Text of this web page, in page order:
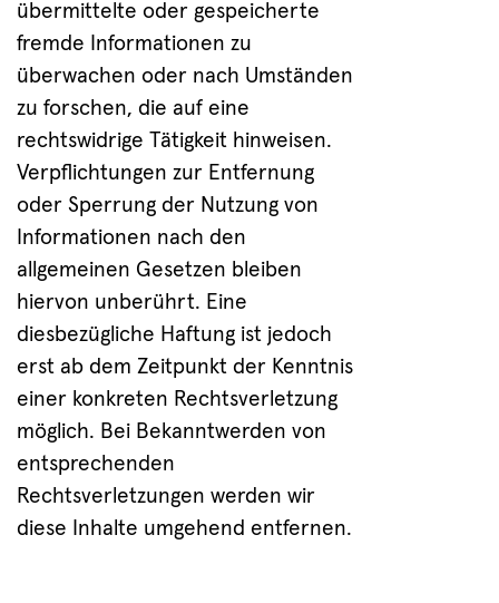
übermittelte oder gespeicherte
fremde Informationen zu
überwachen oder nach Umständen
zu forschen, die auf eine
rechtswidrige Tätigkeit hinweisen.
Verpflichtungen zur Entfernung
oder Sperrung der Nutzung von
Informationen nach den
allgemeinen Gesetzen bleiben
hiervon unberührt. Eine
diesbezügliche Haftung ist jedoch
erst ab dem Zeitpunkt der Kenntnis
einer konkreten Rechtsverletzung
möglich. Bei Bekanntwerden von
entsprechenden
Rechtsverletzungen werden wir
diese Inhalte umgehend entfernen.